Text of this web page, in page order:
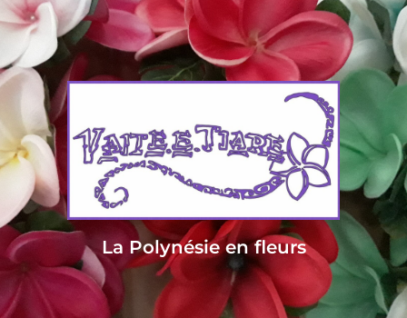
Livraison sous 24/48h en Métropole - Frais de livraison offert dès 85
euros d'achat en Métropole, dès 150 euros pour le reste du monde
La Polynésie en fleurs